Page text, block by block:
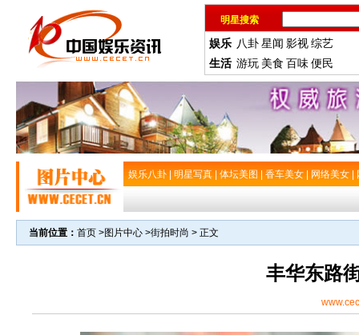
明星搜索
娱乐 八卦星闻 影视综艺
生活 游玩 美食 百味便民
娱乐八卦 明星写真 体坛美图 香车美女 网络美女
当前位置： 首页 >图片中心 >街拍时尚 > 正文
丰华东路